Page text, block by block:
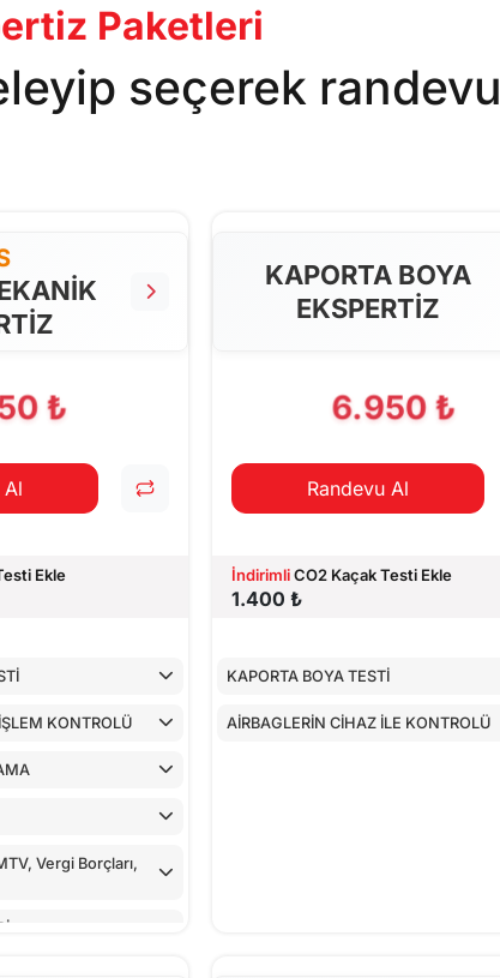
Paketleri
seçerek randevu
₺
Al
Ekle
KONTROLÜ
Vergi Borçları,
KAPORTA BOYA
EKSPERTİZ
6.950 ₺
Randevu Al
İndirimliCO2 Kaçak Testi Ekle
1.400 ₺
KAPORTA BOYA TESTİ
AİRBAGLERİN CİHAZ İLE KONTROLÜ